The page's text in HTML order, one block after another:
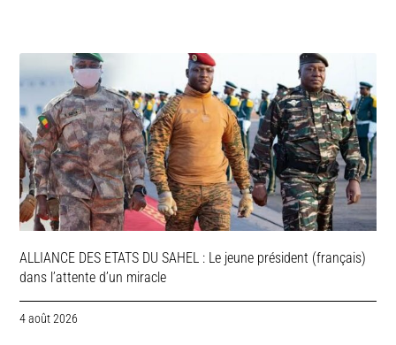
ALLIANCE DES ETATS DU SAHEL : Le jeune président (français)
dans l’attente d’un miracle
4 août 2026